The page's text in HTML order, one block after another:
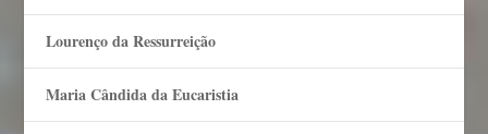
Lourenço da Ressurreição
Maria Cândida da Eucaristia